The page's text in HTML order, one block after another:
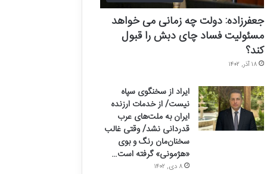
جعفرزاده: دولت چه زمانی می خواهد
مسئولیت فساد چای دبش را قبول
کند؟
۱۸ آذر, ۱۴۰۲
ایراد از سخنگوی سپاه
نیست/ از خدمات ارزنده
ایران به ملت‌های عرب
قدردانی نشد/ وقتی غالب
سخنان‌مان رنگ و بوی
«هژمونی» گرفته است…
۸ دی, ۱۴۰۲